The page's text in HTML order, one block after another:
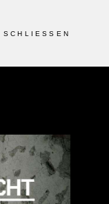
SCHLIESSEN